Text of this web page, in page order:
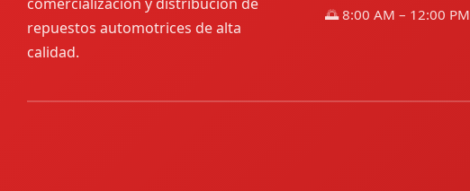
repuestos automotrices de alta
calidad.
🌅 8:00 AM – 12:00 PM